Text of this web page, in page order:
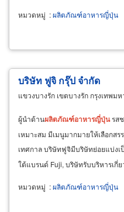
หมวดหมู่ :ผลิตภัณฑ์อาหารญี่ปุ่น
บริษัท ฟูจิ กรุ๊ป จำกัด
แขวงบางรัก เขตบางรัก กรุงเทพม
ผู้นำด้านผลิตภัณฑ์อาหารญี่ปุ่นรส
เหมาะสม มีเมนูมากมายให้เลือกส
เทศกาล บริษัทฟูจิมีบริษัทย่อยแบ่ง
ใต้แบรนด์ Fuji, บริษัทรับบริหารเกี่
หมวดหมู่ :ผลิตภัณฑ์อาหารญี่ปุ่น